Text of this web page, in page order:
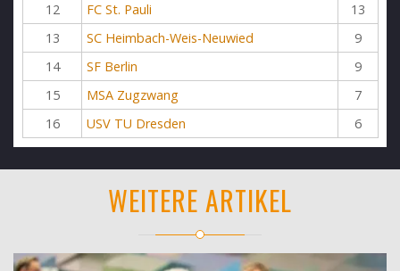
12
FC St. Pauli
13
13
SC Heimbach-Weis-Neuwied
9
14
SF Berlin
9
15
MSA Zugzwang
7
16
USV TU Dresden 6
WEITERE ARTIKEL